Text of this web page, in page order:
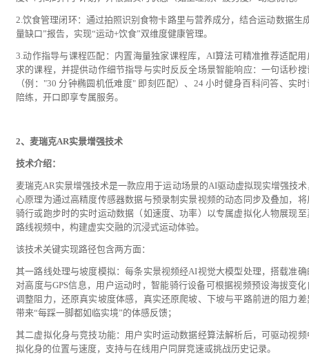
2.饮食管理闭环：通过拍照识别食物卡路里与营养成分，结合运动数据生
量缺口”报告，实现“运动+饮食”双维度健康管理。
3.动作指导与课程匹配：内置海量独家课程库，AI算法可精准推荐适配用
求的课程，并提供动作细节指导与实时反反全场景智能响应：一句话秒搜
（例："30 分钟椭圆机低难度" 即刻匹配）、24 小时健身百科问答、实时
陪练，开口即享专属服务。
2、麦瑞克AR实景增强技术
技术介绍：
麦瑞克AR实景增强技术是一款应用于运动场景的AI驱动虚拟现实增强技术
心原理为通过高精度传感器数据与预录制实景视频的动态同步及叠加，将
骑行或跑步时的实时运动数据（如速度、功率）以专属虚拟化人物展现至
路线视频中，构建虚实交融的沉浸式运动体验。
该技术关键实现路径包含两方面：
其一路线处理与坡度模拟：每条实景视频经AI视觉大模型处理，搭载准确
对高度与GPS信息，用户运动时，智能骑行设备可根据视频预设海拔变化
调整阻力，还原真实坡度体感，真实还原爬坡、下坡与平路前进的阻力差
带来“每踩一脚都如临实境”的体感反馈；
其二虚拟化身与竞技功能：用户实时运动数据经算法解析后，可驱动视频
拟化身的位置与速度，支持与在线用户同屏竞速或挑战历史记录。